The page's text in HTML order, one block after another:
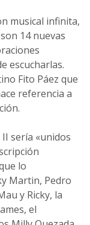
musical infinita,
14 nuevas
escucharlas.
Fito Páez que
referencia a
sería «unidos
lo
Martin, Pedro
y Ricky, la
el